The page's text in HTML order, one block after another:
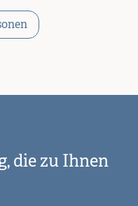
die zu Ihnen